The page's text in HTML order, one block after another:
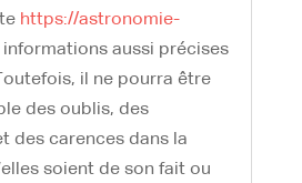
https://astronomie-
aussi précises
il ne pourra être
des oublis, des
des carences dans la
soient de son fait ou